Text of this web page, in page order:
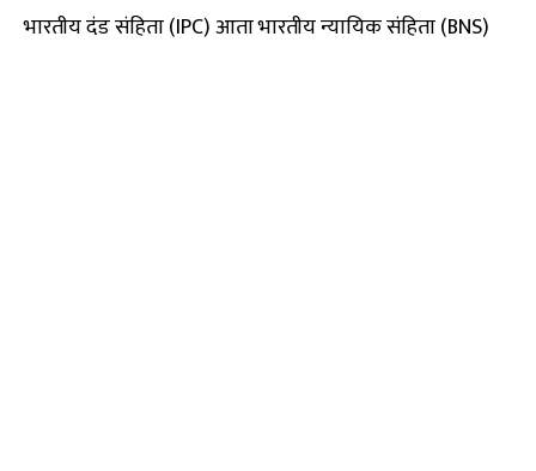
भारतीय दंड संहिता (IPC) आता भारतीय न्यायिक संहिता (BNS)